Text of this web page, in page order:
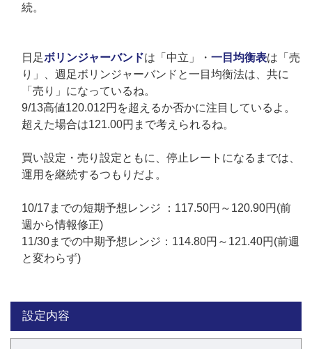
続。
日足ボリンジャーバンドは「中立」・ 一目均衡表は「売
り」、週足ボリンジャーバンドと一目均衡法は、共に
「売り」になっているね。
9/13高値120.012円を超えるか否かに注目しているよ。
超えた場合は121.00円まで考えられるね。
買い設定・売り設定ともに、停止レートになるまでは、
運用を継続するつもりだよ。
10/17までの短期予想レンジ ：117.50円～120.90円(前
週から情報修正)
11/30までの中期予想レンジ：114.80円～121.40円(前週
と変わらず)
設定内容